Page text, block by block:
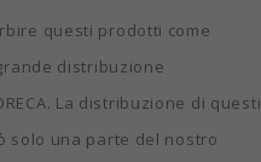
questi prodotti come
distribuzione
La distribuzione di questi
solo una parte del nostro